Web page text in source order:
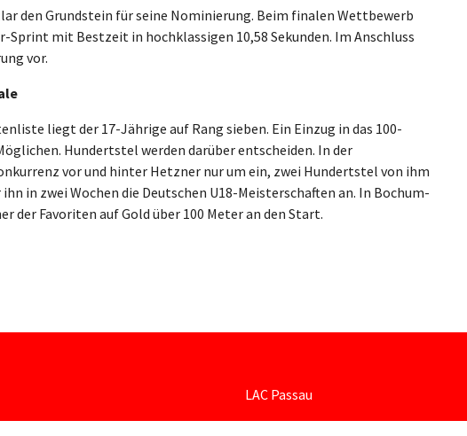
den Grundstein für seine Nominierung. Beim finalen Wettbewerb
Sprint mit Bestzeit in hochklassigen 10,58 Sekunden. Im Anschluss
vor.
liegt der 17-Jährige auf Rang sieben. Ein Einzug in das 100-
Hundertstel werden darüber entscheiden. In der
vor und hinter Hetzner nur um ein, zwei Hundertstel von ihm
in zwei Wochen die Deutschen U18-Meisterschaften an. In Bochum-
der Favoriten auf Gold über 100 Meter an den Start.
LAC Passau